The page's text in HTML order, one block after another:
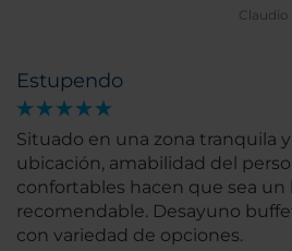
Claudio
Estupendo
Situado en una zona tranquila
ubicación, amabilidad del
confortables hacen que sea
recomendable. Desayuno
con variedad de opciones.